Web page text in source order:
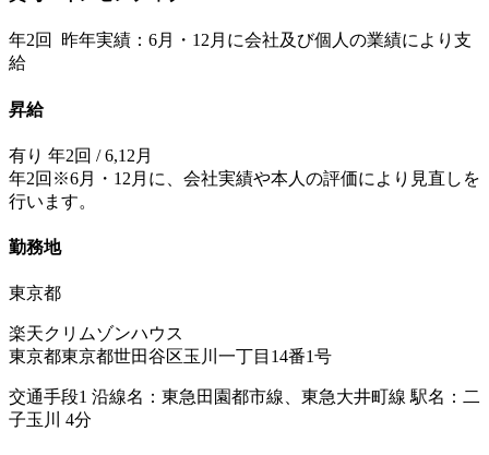
年2回 昨年実績：6月・12月に会社及び個人の業績により支
給
昇給
有り 年2回 / 6,12月
年2回※6月・12月に、会社実績や本人の評価により見直しを
行います。
勤務地
東京都
楽天クリムゾンハウス
東京都東京都世田谷区玉川一丁目14番1号
交通手段1 沿線名：東急田園都市線、東急大井町線 駅名：二
子玉川 4分